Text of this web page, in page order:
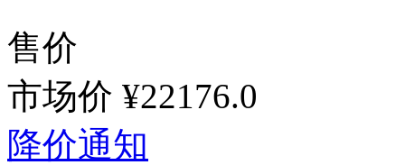
售价
市场价 ¥22176.0
降价通知